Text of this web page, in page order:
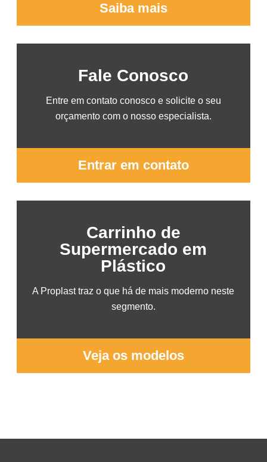
Saiba mais
Fale Conosco
Entre em contato conosco e solicite o seu
orçamento com o nosso especialista.
Entrar em contato
Carrinho de
Supermercado em
Plástico
A Proplast traz o que há de mais moderno neste
segmento.
Veja os modelos